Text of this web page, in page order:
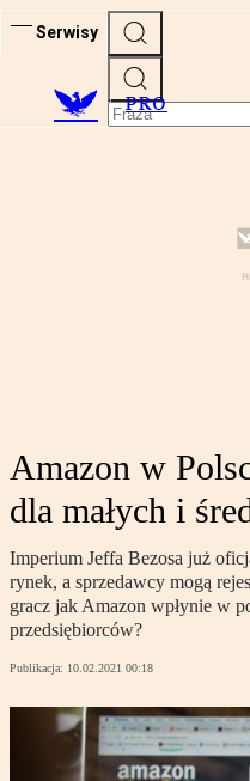
Serwisy
PRO
Amazon w
dla małych i
Imperium Jeffa Bezosa już
rynek, a sprzedawcy mogą
gracz jak Amazon wpłynie w
przedsiębiorców?
Publikacja: 10.02.2021 00:18